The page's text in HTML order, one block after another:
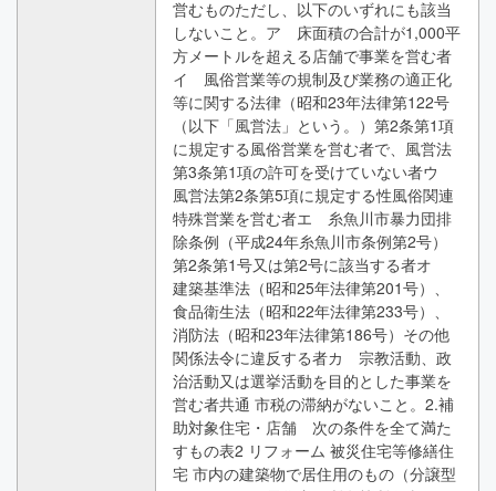
営むものただし、以下のいずれにも該当
しないこと。ア 床面積の合計が1,000平
方メートルを超える店舗で事業を営む者
イ 風俗営業等の規制及び業務の適正化
等に関する法律（昭和23年法律第122号
（以下「風営法」という。）第2条第1項
に規定する風俗営業を営む者で、風営法
第3条第1項の許可を受けていない者ウ
風営法第2条第5項に規定する性風俗関連
特殊営業を営む者エ 糸魚川市暴力団排
除条例（平成24年糸魚川市条例第2号）
第2条第1号又は第2号に該当する者オ
建築基準法（昭和25年法律第201号）、
食品衛生法（昭和22年法律第233号）、
消防法（昭和23年法律第186号）その他
関係法令に違反する者カ 宗教活動、政
治活動又は選挙活動を目的とした事業を
営む者共通 市税の滞納がないこと。2.補
助対象住宅・店舗 次の条件を全て満た
すもの表2 リフォーム 被災住宅等修繕住
宅 市内の建築物で居住用のもの（分譲型